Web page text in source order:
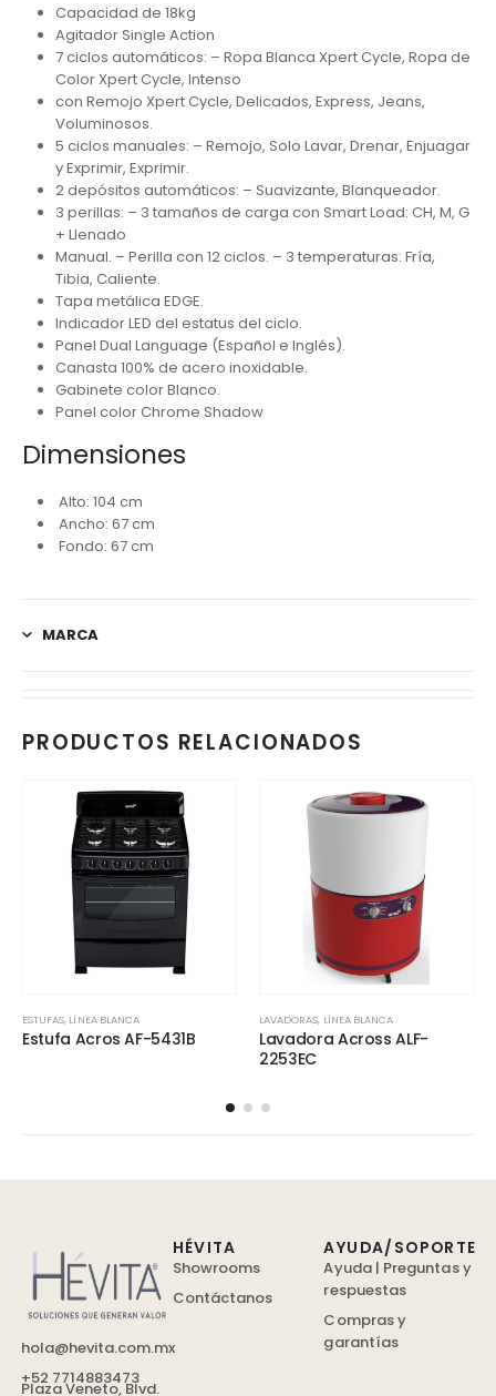
Capacidad de 18kg
Agitador Single Action
7 ciclos automáticos: – Ropa Blanca Xpert Cycle, Ropa de
Color Xpert Cycle, Intenso
con Remojo Xpert Cycle, Delicados, Express, Jeans,
Voluminosos.
5 ciclos manuales: – Remojo, Solo Lavar, Drenar, Enjuagar
y Exprimir, Exprimir.
2 depósitos automáticos: – Suavizante, Blanqueador.
3 perillas: – 3 tamaños de carga con Smart Load: CH, M, G
+ Llenado
Manual. – Perilla con 12 ciclos. – 3 temperaturas: Fría,
Tibia, Caliente.
Tapa metálica EDGE.
Indicador LED del estatus del ciclo.
Panel Dual Language (Español e Inglés).
Canasta 100% de acero inoxidable.
Gabinete color Blanco.
Panel color Chrome Shadow
Dimensiones
Alto: 104 cm
Ancho: 67 cm
Fondo: 67 cm
MARCA
PRODUCTOS RELACIONADOS
ESTUFAS, LÍNEA BLANCA
Estufa Acros AF-5431B
LAVADORAS, LÍNEA BLANCA
Lavadora Across ALF-
2253EC
hola@hevita.com.mx
+52 7714883473
Plaza Veneto, Blvd.
HÉVITA
Showrooms
Contáctanos
AYUDA/SOPORTE
Ayuda | Preguntas y
respuestas
Compras y
garantías